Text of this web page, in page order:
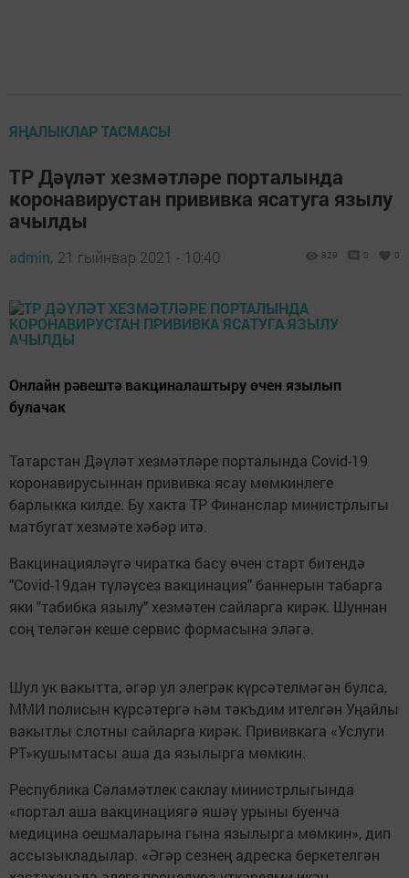
ЯҢАЛЫКЛАР ТАСМАСЫ
ТР Дәүләт хезмәтләре порталында
коронавирустан прививка ясатуга язылу
ачылды
admin, 21 гыйнвар 2021 - 10:40 829 0 0
Онлайн рәвештә вакциналаштыру өчен язылып
булачак
Татарстан Дәүләт хезмәтләре порталында Covid-19
коронавирусыннан прививка ясау мөмкинлеге
барлыкка килде. Бу хакта ТР Финанслар министрлыгы
матбугат хезмәте хәбәр итә.
Вакцинацияләүгә чиратка басу өчен старт битендә
"Covid-19дан түләүсез вакцинация" баннерын табарга
яки "табибка язылу" хезмәтен сайларга кирәк. Шуннан
соң теләгән кеше сервис формасына эләгә.
Шул ук вакытта, әгәр ул элегрәк күрсәтелмәгән булса,
ММИ полисын күрсәтергә һәм тәкъдим ителгән Уңайлы
вакытлы слотны сайларга кирәк. Прививкага «Услуги
РТ»кушымтасы аша да язылырга мөмкин.
Республика Сәламәтлек саклау министрлыгында
«портал аша вакцинациягә яшәү урыны буенча
медицина оешмаларына гына язылырга мөмкин», дип
ассызыкладылар. «Әгәр сезнең адреска беркетелгән